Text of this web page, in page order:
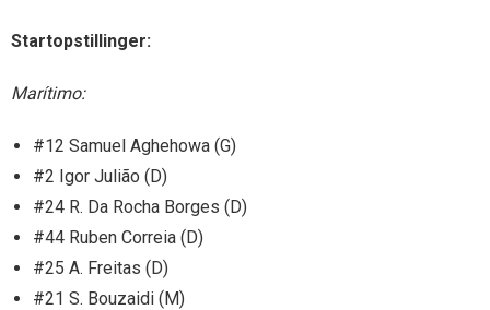
Startopstillinger:
Marítimo:
#12 Samuel Aghehowa (G)
#2 Igor Julião (D)
#24 R. Da Rocha Borges (D)
#44 Ruben Correia (D)
#25 A. Freitas (D)
#21 S. Bouzaidi (M)